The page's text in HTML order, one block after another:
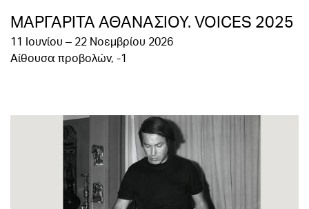
ΜΑΡΓΑΡΙΤΑ ΑΘΑΝΑΣΙΟΥ. VOICES 2025
11 Ioυνίου – 22 Νοεμβρίου 2026
Aίθουσα προβολών, -1